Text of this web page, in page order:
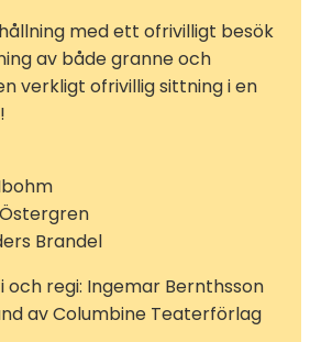
med ett ofrivilligt besök
av både granne och
verkligt ofrivillig sittning i en
Brandel
och regi: Ingemar Bernthsson
av Columbine Teaterförlag